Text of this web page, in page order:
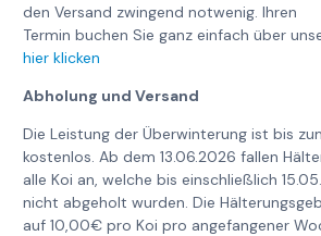
den Versand zwingend notwenig. Ihren
Termin buchen Sie ganz einfach über
hier klicken
Abholung und Versand
Die Leistung der Überwinterung ist bis
kostenlos. Ab dem 13.06.2026 fallen
alle Koi an, welche bis einschließlich
nicht abgeholt wurden. Die
auf 10,00€ pro Koi pro angefangener